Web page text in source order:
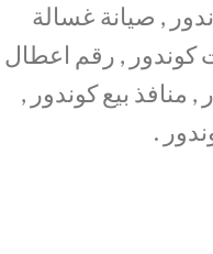
, صيانة غسالة
كوندور , رقم اعطال
منافذ بيع كوندور ,
.